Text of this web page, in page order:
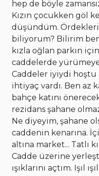
hep de böyle
Kızın çocukken göl
düşündüm.
biliyorum? Bilirim
kızla oğlan parkın
caddelerde yürümeye
Caddeler iyiydi hoştu
ihtiyaç vardı. Ben az
bahçe katını
rezidans şahane
Ne diyeyim, şahane
caddenin kenarına.
altına market... Tatlı
Cadde üzerine
ışıklarını açtım. Işıl